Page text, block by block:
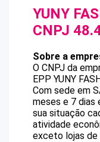
YUNY
CNPJ
Sobre a
O CNPJ da
EPP YUNY
Com sede em
meses e 7
sua situação
atividade
exceto lojas de